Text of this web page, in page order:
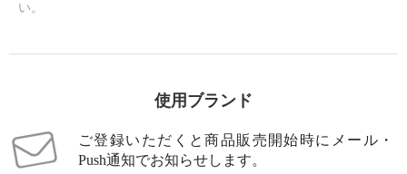
い。
使用ブランド
ご登録いただくと商品販売開始時にメール・
Push通知でお知らせします。